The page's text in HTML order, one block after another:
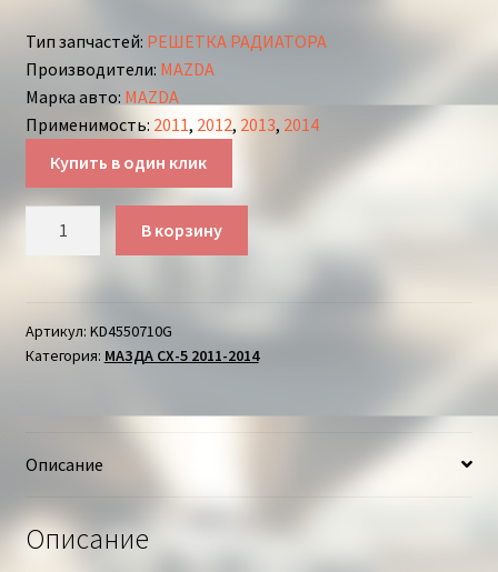
Тип запчастей: РЕШЕТКА РАДИАТОРА
Производители: MAZDA
Марка авто: MAZDA
Применимость: 2011, 2012, 2013, 2014
Купить в один клик
МАЗДА
СХ-5
В корзину
Артикул: KD4550710G
Категория: МАЗДА СХ-5 2011-2014
Описание
Описание